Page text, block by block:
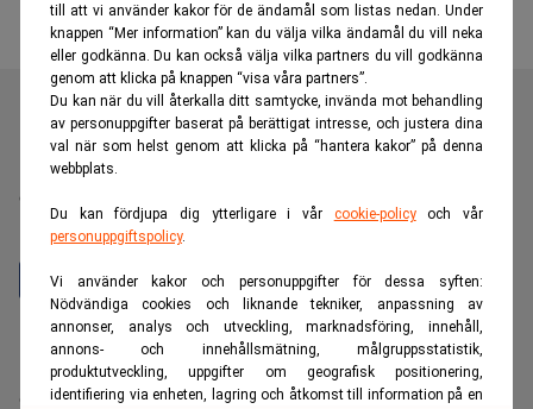
till att vi använder kakor för de ändamål som listas nedan. Under
knappen “Mer information” kan du välja vilka ändamål du vill neka
eller godkänna. Du kan också välja vilka partners du vill godkänna
genom att klicka på knappen “visa våra partners”.
Du kan när du vill återkalla ditt samtycke, invända mot behandling
av personuppgifter baserat på berättigat intresse, och justera dina
val när som helst genom att klicka på “hantera kakor” på denna
webbplats.
Du kan fördjupa dig ytterligare i vår cookie-policyoch vår
personuppgiftspolicy.
Vi använder kakor och personuppgifter för dessa syften:
Nödvändiga cookies och liknande tekniker, anpassning av
annonser, analys och utveckling, marknadsföring, innehåll,
annons- och innehållsmätning, målgruppsstatistik,
produktutveckling, uppgifter om geografisk positionering,
identifiering via enheten, lagring och åtkomst till information på en
Realtid är en oberoende och kostnadsfri nyhetskanal för
dig som vill fördjupa dig inom finans- och
näringslivsnyheter.
Hantera prenumeration
Integritetspolicy för personuppgifter
Cookiepolicy